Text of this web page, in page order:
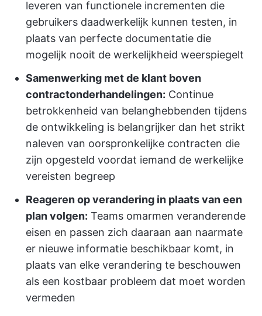
leveren van functionele incrementen die
gebruikers daadwerkelijk kunnen testen, in
plaats van perfecte documentatie die
mogelijk nooit de werkelijkheid weerspiegelt
Samenwerking met de klant boven
contractonderhandelingen: Continue
betrokkenheid van belanghebbenden tijdens
de ontwikkeling is belangrijker dan het strikt
naleven van oorspronkelijke contracten die
zijn opgesteld voordat iemand de werkelijke
vereisten begreep
Reageren op verandering in plaats van een
plan volgen: Teams omarmen veranderende
eisen en passen zich daaraan aan naarmate
er nieuwe informatie beschikbaar komt, in
plaats van elke verandering te beschouwen
als een kostbaar probleem dat moet worden
vermeden